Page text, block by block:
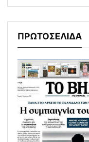
ΠΡΩΤΟΣΕΛΙΔΑ